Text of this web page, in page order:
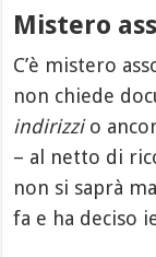
Mistero
C’è mistero
non chiede
indirizzio
– al netto di
non si saprà
fa e ha deciso